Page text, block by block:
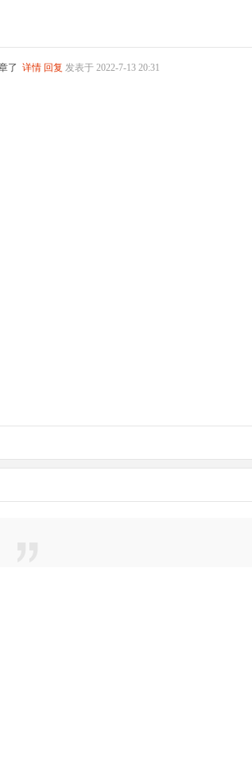
了 详情 回复 发表于 2022-7-13 20:31